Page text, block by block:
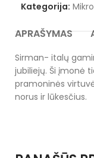
Kategorija:
APRAŠYMAS
Sirman- italų
jubiliejų. Ši įmonė
pramoninės
norus ir lūkesčius.